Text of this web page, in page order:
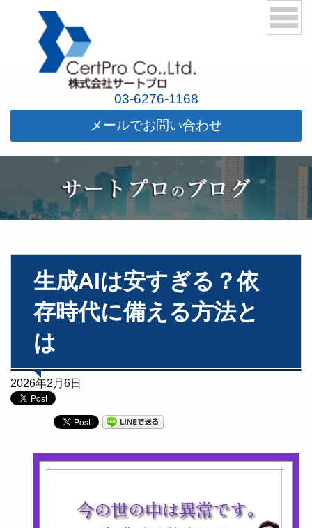
03-6276-1168
メールでお問い合わせ
生成AIは安すぎる？依
存時代に備える方法と
は
2026年2月6日